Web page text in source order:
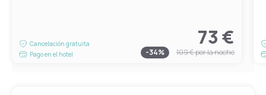
Cancelación gratuita
Pago en el hotel
73 €
-34% 109 €por la noche